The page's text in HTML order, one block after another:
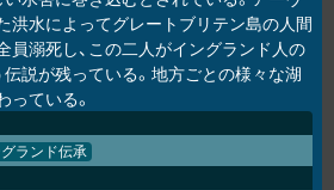
洪水によってグレートブリテン島の人間
員溺死し、この二人がイングランド人の
伝説が残っている。地方ごとの様々な湖
ている。
ランド伝承